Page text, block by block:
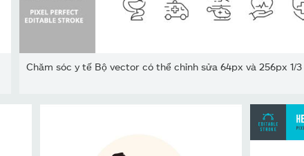
Chăm sóc y tế Bộ vector có thể chỉnh sửa 64px và 256px 1/3